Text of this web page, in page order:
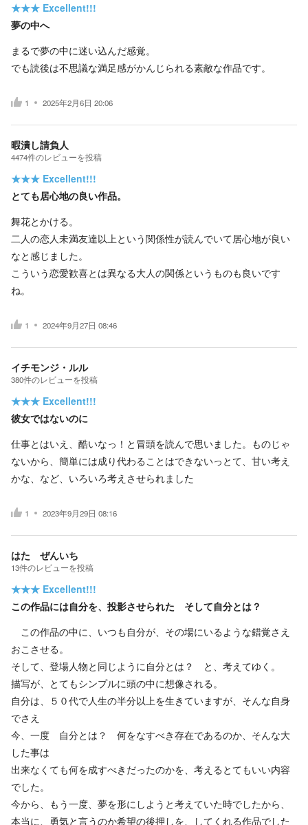
★★★ Excellent!!!
夢の中へ
まるで夢の中に迷い込んだ感覚。
でも読後は不思議な満足感がかんじられる素敵な作品です。
1 2025年2月6日 20:06
暇潰し請負人
4474件のレビューを投稿
★★★ Excellent!!!
とても居心地の良い作品。
舞花とかける。
二人の恋人未満友達以上という関係性が読んでいて居心地が良い
なと感じました。
こういう恋愛歓喜とは異なる大人の関係というものも良いです
ね。
1 2024年9月27日 08:46
イチモンジ・ルル
380件のレビューを投稿
★★★ Excellent!!!
彼女ではないのに
仕事とはいえ、酷いなっ！と冒頭を読んで思いました。ものじゃ
ないから、簡単には成り代わることはできないっとて、甘い考え
かな、など、いろいろ考えさせられました
1 2023年9月29日 08:16
はた ぜんいち
13件のレビューを投稿
★★★ Excellent!!!
この作品には自分を、投影させられた そして自分とは？
この作品の中に、いつも自分が、その場にいるような錯覚さえ
おこさせる。
そして、登場人物と同じように自分とは？ と、考えてゆく。
描写が、とてもシンプルに頭の中に想像される。
自分は、５０代で人生の半分以上を生きていますが、そんな自身
でさえ
今、一度 自分とは？ 何をなすべき存在であるのか、そんな大
した事は
出来なくても何を成すべきだったのかを、考えるとてもいい内容
でした。
今から、もう一度、夢を形にしようと考えていた時でしたから、
本当に、勇気と言うのか希望の後押しを、してくれる作品でした